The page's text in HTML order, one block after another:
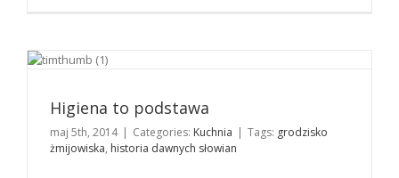
Higiena to podstawa
maj 5th, 2014 | Categories: Kuchnia | Tags: grodzisko
żmijowiska, historia dawnych słowian